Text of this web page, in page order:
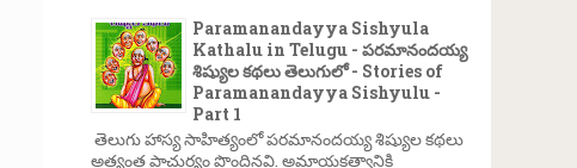
Paramanandayya Sishyula
Kathalu in Telugu - పరమానందయ్య
శిష్యుల కథలు తెలుగులో - Stories of
Paramanandayya Sishyulu -
Part 1
తెలుగు హాస్య సాహిత్యంలో పరమానందయ్య శిష్యుల కథలు
అత్యంత ప్రాచుర్యం పొందినవి. అమాయకత్వానికి